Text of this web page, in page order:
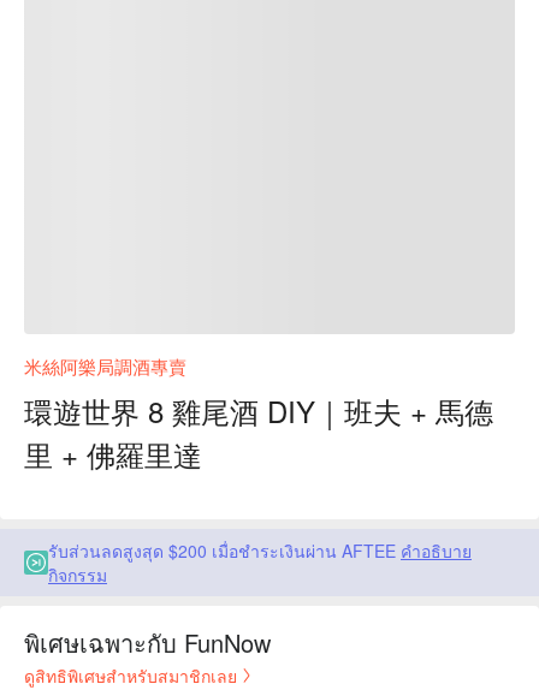
米絲阿樂局調酒專賣
環遊世界 8 雞尾酒 DIY｜班夫 + 馬德
里 + 佛羅里達
รับส่วนลดสูงสุด $200 เมื่อชำระเงินผ่าน AFTEE คำอธิบาย
กิจกรรม
พิเศษเฉพาะกับ FunNow
ดูสิทธิพิเศษสำหรับสมาชิกเลย